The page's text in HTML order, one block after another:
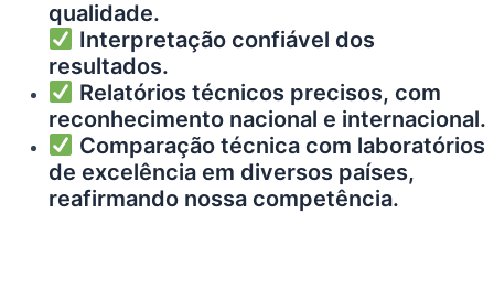
qualidade.
Interpretação confiável dos
resultados.
Relatórios técnicos precisos, com
reconhecimento nacional e internacional.
Comparação técnica com laboratórios
de excelência em diversos países,
reafirmando nossa competência.